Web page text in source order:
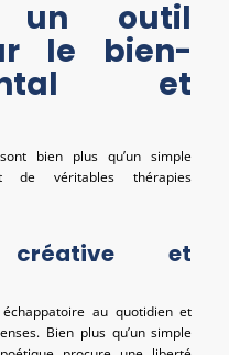
un outil
le bien-
et
bien plus qu’un simple
de véritables thérapies
et
au quotidien et
Bien plus qu’un simple